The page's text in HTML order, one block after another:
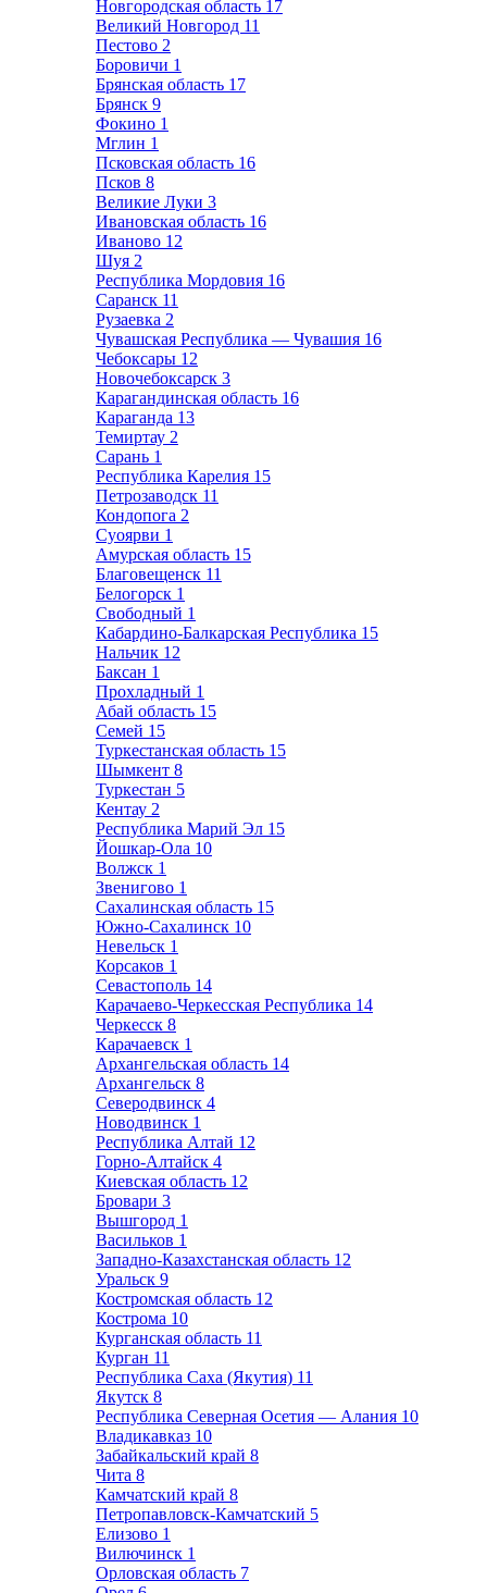
Новгородская область 17
Великий Новгород 11
Пестово 2
Боровичи 1
Брянская область 17
Брянск 9
Фокино 1
Мглин 1
Псковская область 16
Псков 8
Великие Луки 3
Ивановская область 16
Иваново 12
Шуя 2
Республика Мордовия 16
Саранск 11
Рузаевка 2
Чувашская Республика — Чувашия 16
Чебоксары 12
Новочебоксарск 3
Карагандинская область 16
Караганда 13
Темиртау 2
Сарань 1
Республика Карелия 15
Петрозаводск 11
Кондопога 2
Суоярви 1
Амурская область 15
Благовещенск 11
Белогорск 1
Свободный 1
Кабардино-Балкарская Республика 15
Нальчик 12
Баксан 1
Прохладный 1
Абай область 15
Семей 15
Туркестанская область 15
Шымкент 8
Туркестан 5
Кентау 2
Республика Марий Эл 15
Йошкар-Ола 10
Волжск 1
Звенигово 1
Сахалинская область 15
Южно-Сахалинск 10
Невельск 1
Корсаков 1
Севастополь 14
Карачаево-Черкесская Республика 14
Черкесск 8
Карачаевск 1
Архангельская область 14
Архангельск 8
Северодвинск 4
Новодвинск 1
Республика Алтай 12
Горно-Алтайск 4
Киевская область 12
Бровари 3
Вышгород 1
Васильков 1
Западно-Казахстанская область 12
Уральск 9
Костромская область 12
Кострома 10
Курганская область 11
Курган 11
Республика Саха (Якутия) 11
Якутск 8
Республика Северная Осетия — Алания 10
Владикавказ 10
Забайкальский край 8
Чита 8
Камчатский край 8
Петропавловск-Камчатский 5
Елизово 1
Вилючинск 1
Орловская область 7